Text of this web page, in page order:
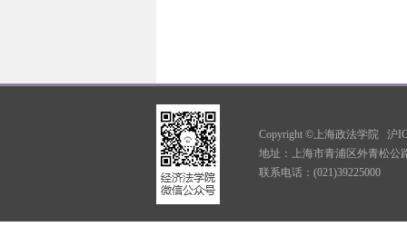
Copyright ©上海政法学院 沪
地址：上海市青浦区外青松公
联系电话：(021)39225000